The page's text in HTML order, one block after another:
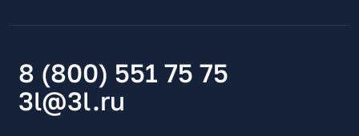
Основной цвет корпуса снаружи
Черный
Основной цвет лицевой панели
8 (800) 551 75 75
3l@3l.ru